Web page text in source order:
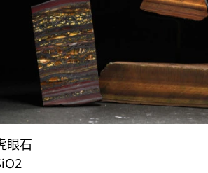
眼石